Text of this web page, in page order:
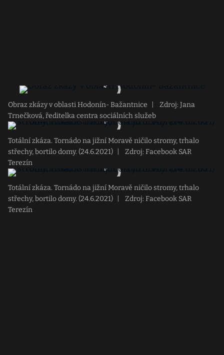
Obraz zkázy v oblasti Hodonín- Bažantnice
Zdroj: Jana
Trnečková, ředitelka centra sociálních služeb
Totální zkáza. Tornádo na jižní Moravě ničilo stromy, trhalo
střechy, bortilo domy. (24.6.2021)
Zdroj: Facebook SAR
Terezín
Totální zkáza. Tornádo na jižní Moravě ničilo stromy, trhalo
střechy, bortilo domy. (24.6.2021)
Zdroj: Facebook SAR
Terezín